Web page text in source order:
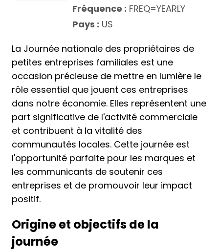
Fréquence : FREQ=YEARLY
Pays : US
La Journée nationale des propriétaires de
petites entreprises familiales est une
occasion précieuse de mettre en lumière le
rôle essentiel que jouent ces entreprises
dans notre économie. Elles représentent une
part significative de l'activité commerciale
et contribuent à la vitalité des
communautés locales. Cette journée est
l'opportunité parfaite pour les marques et
les communicants de soutenir ces
entreprises et de promouvoir leur impact
positif.
Origine et objectifs de la
journée